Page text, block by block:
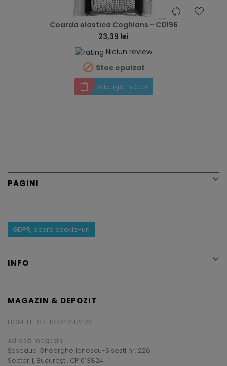
Coarda elastica Coghlans - C0196
23,39 lei
Niciun review
 Stoc epuizat
Adaugă în Coș
PAGINI 
GDPR, acord cookie-uri
INFO 
MAGAZIN & DEPOZIT
HOMEFIT SRL RO24842480
Adresă magazin:
Șoseaua Gheorghe Ionescu-Sisești nr. 226
Sector 1, București, CP 013824